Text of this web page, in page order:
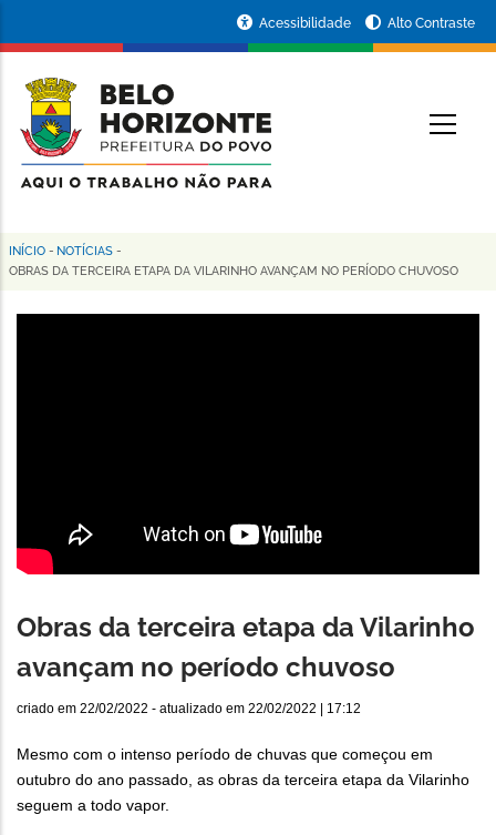
conteúdo
principal
da
Prefeitura
de
Horizonte
Acessibilidade Alto Contraste
Trilha
INÍCIO - NOTÍCIAS -
OBRAS DA TERCEIRA ETAPA DA VILARINHO AVANÇAM NO PERÍODO CHUVOSO
Obras da terceira etapa da Vilarinho
avançam no período chuvoso
criado em 22/02/2022 - atualizado em 22/02/2022 | 17:12
Mesmo com o intenso período de chuvas que começou em
outubro do ano passado, as obras da terceira etapa da Vilarinho
seguem a todo vapor.